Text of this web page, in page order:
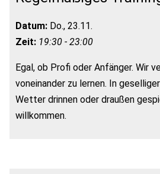
Datum: Do., 23.11.
Zeit: 19:30 - 23:00
Egal, ob Profi oder Anfänger. Wir
voneinander zu lernen. In
Wetter drinnen oder draußen
willkommen.